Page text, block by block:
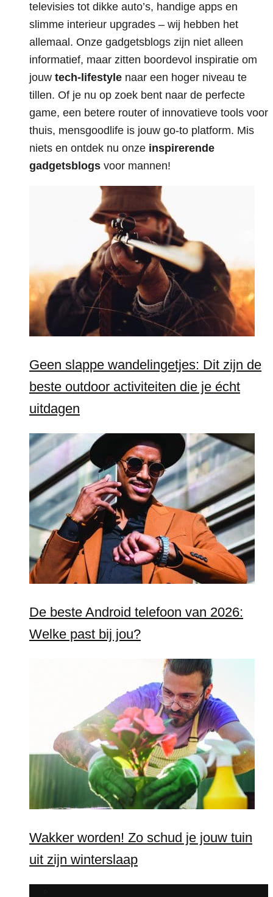
televisies tot dikke auto’s, handige apps en
slimme interieur upgrades – wij hebben het
allemaal. Onze gadgetsblogs zijn niet alleen
informatief, maar zitten boordevol inspiratie om
jouw tech-lifestyle naar een hoger niveau te
tillen. Of je nu op zoek bent naar de perfecte
game, een betere router of innovatieve tools voor
thuis, mensgoodlife is jouw go-to platform. Mis
niets en ontdek nu onze inspirerende
gadgetsblogs voor mannen!
Geen slappe wandelingetjes: Dit zijn de
beste outdoor activiteiten die je écht
uitdagen
De beste Android telefoon van 2026:
Welke past bij jou?
Wakker worden! Zo schud je jouw tuin
uit zijn winterslaap